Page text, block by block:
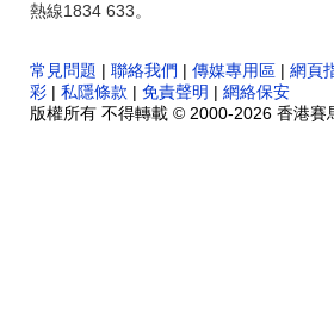
熱線1834 633。
常見問題 | 聯絡我們 | 傳媒專用區 | 網頁
彩 | 私隱條款 | 免責聲明 | 網絡保安
版權所有 不得轉載 © 2000-2026 香港賽